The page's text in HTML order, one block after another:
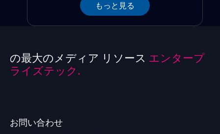
もっと見る
の最大のメディア リソース エンタープ
ライズテック.
お問い合わせ